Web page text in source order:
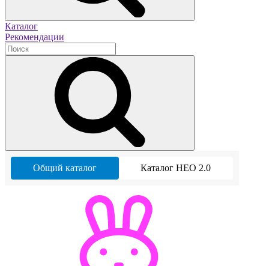
Каталог
Рекомендации
Общий каталог Каталог НЕО 2.0